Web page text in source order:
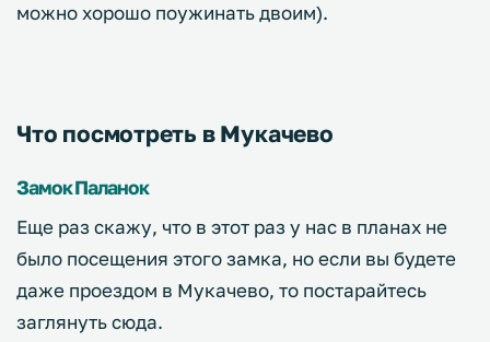
можно хорошо поужинать двоим).
Что посмотреть в Мукачево
Замок Паланок
Еще раз скажу, что в этот раз у нас в планах не
было посещения этого замка, но если вы будете
даже проездом в Мукачево, то постарайтесь
заглянуть сюда.